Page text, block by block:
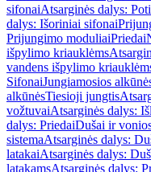
sifonaiAtsarginės dalys:
dalys: Išoriniai sifonai
Prijungimo moduliaiPriedai
išpylimo kriauklėms
vandens išpylimo
SifonaiJungiamosios
alkūnėsTiesioji jungtis
vožtuvaiAtsarginės dalys:
dalys: PriedaiDušai ir
sistemaAtsarginės dalys:
latakaiAtsarginės dalys:
latakamsAtsarginės dalys: